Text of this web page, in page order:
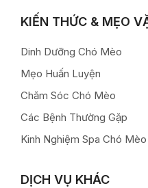
KIẾN THỨC & MẸO
Dinh Dưỡng Chó Mèo
Mẹo Huấn Luyện
Chăm Sóc Chó Mèo
Các Bệnh Thường Gặp
Kinh Nghiệm Spa Chó Mèo
DỊCH VỤ KHÁC